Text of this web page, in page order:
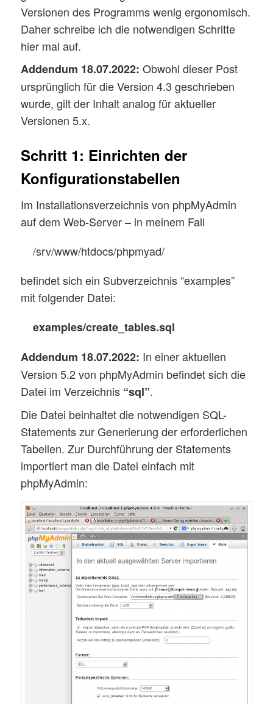
Versionen des Programms wenig ergonomisch.
Daher schreibe ich die notwendigen Schritte
hier mal auf.
Addendum 18.07.2022: Obwohl dieser Post
ursprünglich für die Version 4.3 geschrieben
wurde, gilt der Inhalt analog für aktueller
Versionen 5.x.
Schritt 1: Einrichten der
Konfigurationstabellen
Im Installationsverzeichnis von phpMyAdmin
auf dem Web-Server – in meinem Fall
/srv/www/htdocs/phpmyad/
befindet sich ein Subverzeichnis “examples”
mit folgender Datei:
examples/create_tables.sql
Addendum 18.07.2022: In einer aktuellen
Version 5.2 von phpMyAdmin befindet sich die
Datei im Verzeichnis “sql”.
Die Datei beinhaltet die notwendigen SQL-
Statements zur Generierung der erforderlichen
Tabellen. Zur Durchführung der Statements
importiert man die Datei einfach mit
phpMyAdmin: